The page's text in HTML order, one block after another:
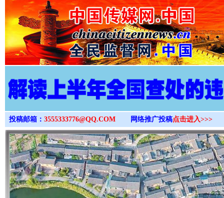
>
投稿邮箱： 3555333776@QQ.COM 网络推广投稿点击进入>>>